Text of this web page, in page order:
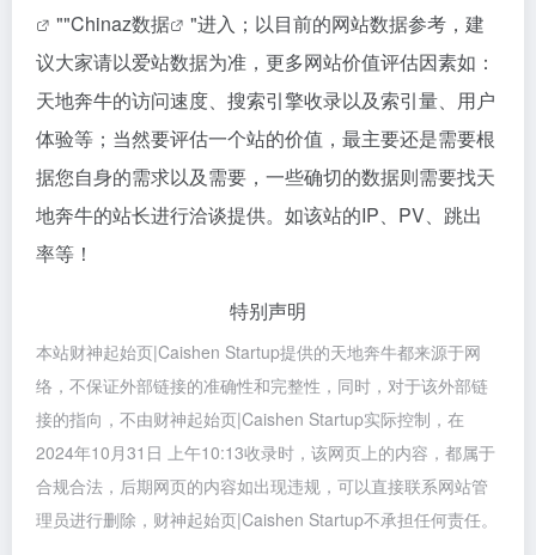
""Chinaz数据
"进入；以目前的网站数据参考，建
议大家请以爱站数据为准，更多网站价值评估因素如：
天地奔牛的访问速度、搜索引擎收录以及索引量、用户
体验等；当然要评估一个站的价值，最主要还是需要根
据您自身的需求以及需要，一些确切的数据则需要找天
地奔牛的站长进行洽谈提供。如该站的IP、PV、跳出
率等！
特别声明
本站财神起始页|Caishen Startup提供的天地奔牛都来源于网
络，不保证外部链接的准确性和完整性，同时，对于该外部链
接的指向，不由财神起始页|Caishen Startup实际控制，在
2024年10月31日 上午10:13收录时，该网页上的内容，都属于
合规合法，后期网页的内容如出现违规，可以直接联系网站管
理员进行删除，财神起始页|Caishen Startup不承担任何责任。